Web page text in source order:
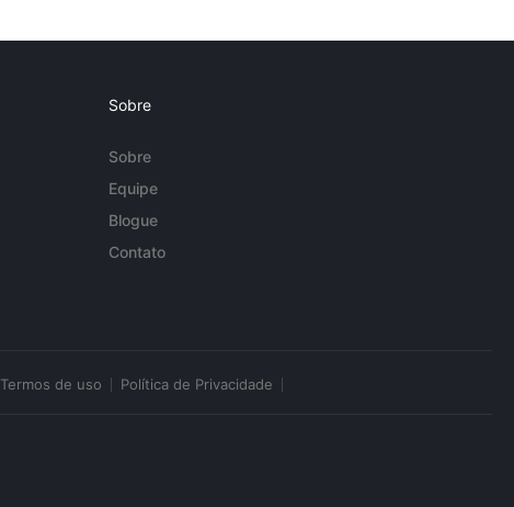
Sobre
Sobre
Equipe
Blogue
Contato
Termos de uso Política de Privacidade